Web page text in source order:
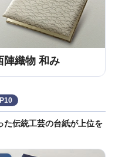
陣織物 和み
た伝統工芸の台紙が上位を